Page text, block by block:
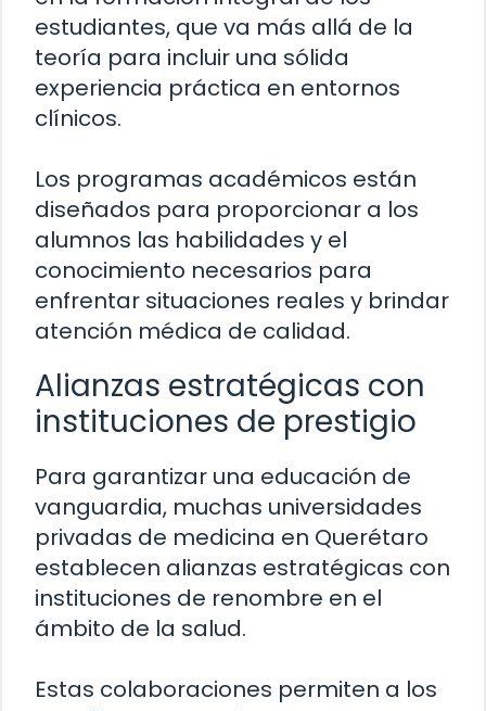
estudiantes, que va más allá de la
teoría para incluir una sólida
experiencia práctica en entornos
clínicos.
Los programas académicos están
diseñados para proporcionar a los
alumnos las habilidades y el
conocimiento necesarios para
enfrentar situaciones reales y brindar
atención médica de calidad.
Alianzas estratégicas con
instituciones de prestigio
Para garantizar una educación de
vanguardia, muchas universidades
privadas de medicina en Querétaro
establecen alianzas estratégicas con
instituciones de renombre en el
ámbito de la salud.
Estas colaboraciones permiten a los